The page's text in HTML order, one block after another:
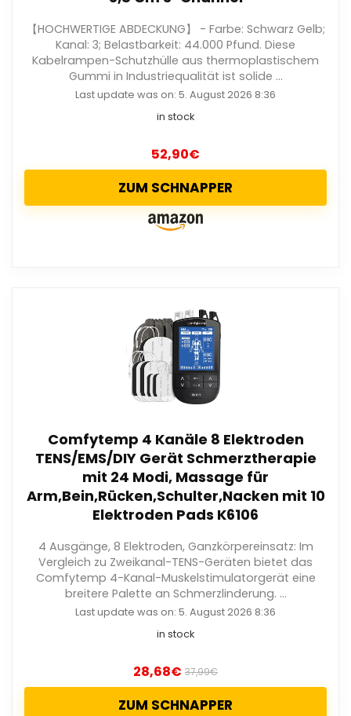
【HOCHWERTIGE ABDECKUNG】 - Farbe: Schwarz Gelb;
Kanal: 3; Belastbarkeit: 44.000 Pfund. Diese
Kabelrampen-Schutzhülle aus thermoplastischem
Gummi in Industriequalität ist solide ...
Last update was on: 5. August 2026 8:36
in stock
52,90€
ZUM SCHNAPPER
Comfytemp 4 Kanäle 8 Elektroden
TENS/EMS/DIY Gerät Schmerztherapie
mit 24 Modi, Massage für
Arm,Bein,Rücken,Schulter,Nacken mit 10
Elektroden Pads K6106
4 Ausgänge, 8 Elektroden, Ganzkörpereinsatz: Im
Vergleich zu Zweikanal-TENS-Geräten bietet das
Comfytemp 4-Kanal-Muskelstimulatorgerät eine
breitere Palette an Schmerzlinderung. ...
Last update was on: 5. August 2026 8:36
in stock
28,68€ 37,99€
ZUM SCHNAPPER